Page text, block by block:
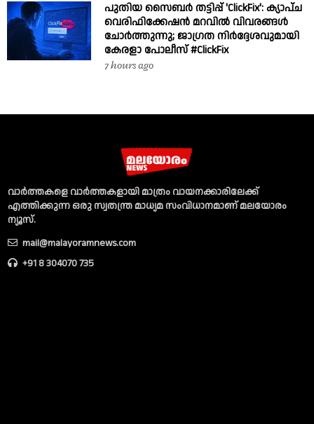
പുതിയ സൈബർ തട്ടിപ്പ് 'ClickFix': ക്യാപ്ച
വെരിഫിക്കേഷൻ മറവിൽ വിവരങ്ങൾ
ചോർത്തുന്നു; ജാഗ്രത നിർദ്ദേശവുമായി
കേരളാ പോലീസ് #ClickFix
7 hours ago
വാര്‍ത്തകളെ വാര്‍ത്തകളായി മാത്രം വായനക്കാരിലേക്ക്
എത്തിക്കുന്ന ഒരു സ്വതന്ത്ര മാധ്യമ സംവിധാനമാണ് മലയോരം
ന്യൂസ്‌.
mail@malayoramnews.com
+91 8 304070 735